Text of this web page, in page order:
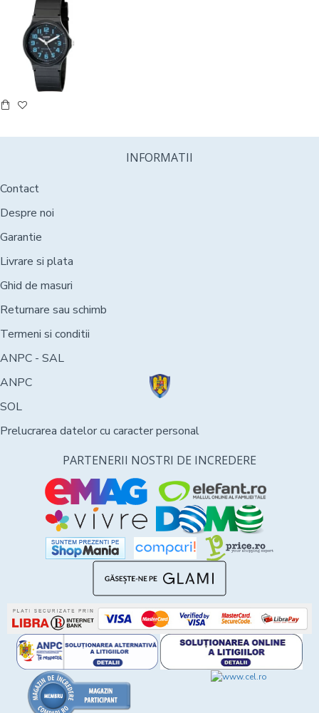
INFORMATII
Contact
Despre noi
Garantie
Livrare si plata
Ghid de masuri
Returnare sau schimb
Termeni si conditii
ANPC - SAL
ANPC
SOL
Prelucrarea datelor cu caracter personal
PARTENERII NOSTRI DE INCREDERE